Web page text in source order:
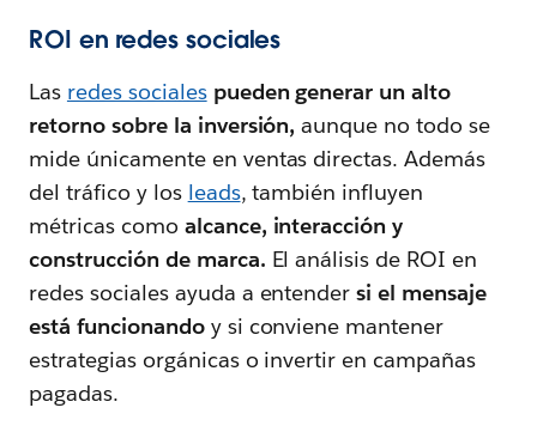
ROI en redes sociales
Las redes sociales pueden generar un alto
retorno sobre la inversión, aunque no todo se
mide únicamente en ventas directas. Además
del tráfico y los leads, también influyen
métricas como alcance, interacción y
construcción de marca. El análisis de ROI en
redes sociales ayuda a entendersi el mensaje
está funcionandoy si conviene mantener
estrategias orgánicas o invertir en campañas
pagadas.